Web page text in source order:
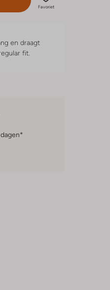
Favoriet
en draagt
fit.